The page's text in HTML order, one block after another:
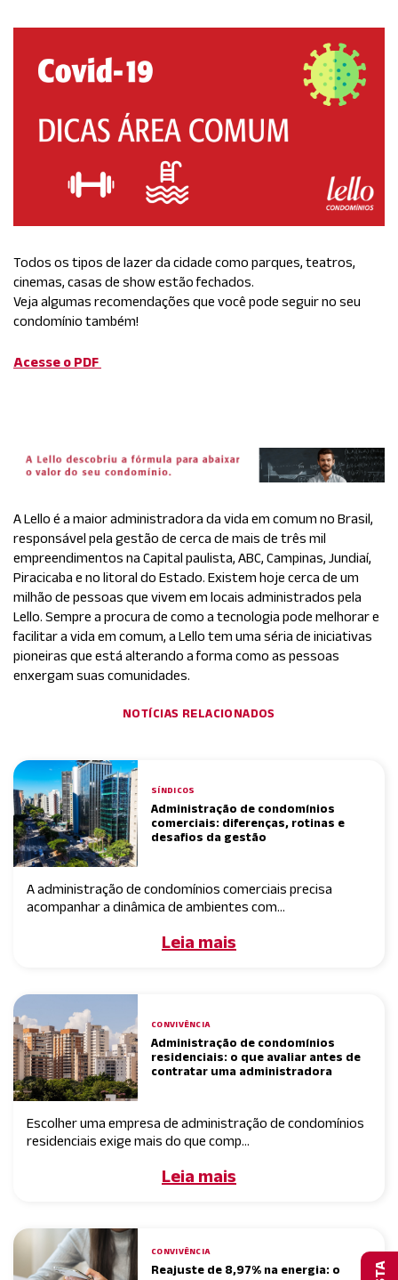
Todos os tipos de lazer da cidade como parques, teatros,
cinemas, casas de show estão fechados.
Veja algumas recomendações que você pode seguir no seu
condomínio também!
Acesse o PDF
A Lello é a maior administradora da vida em comum no Brasil,
responsável pela gestão de cerca de mais de três mil
empreendimentos na Capital paulista, ABC, Campinas, Jundiaí,
Piracicaba e no litoral do Estado. Existem hoje cerca de um
milhão de pessoas que vivem em locais administrados pela
Lello. Sempre a procura de como a tecnologia pode melhorar e
facilitar a vida em comum, a Lello tem uma séria de iniciativas
pioneiras que está alterando a forma como as pessoas
enxergam suas comunidades.
NOTÍCIAS RELACIONADOS
SÍNDICOS
Administração de condomínios
comerciais: diferenças, rotinas e
desafios da gestão
A administração de condomínios comerciais precisa
acompanhar a dinâmica de ambientes com...
Leia mais
CONVIVÊNCIA
Administração de condomínios
residenciais: o que avaliar antes de
contratar uma administradora
Escolher uma empresa de administração de condomínios
residenciais exige mais do que comp...
Leia mais
CONVIVÊNCIA
Reajuste de 8,97% na energia: o